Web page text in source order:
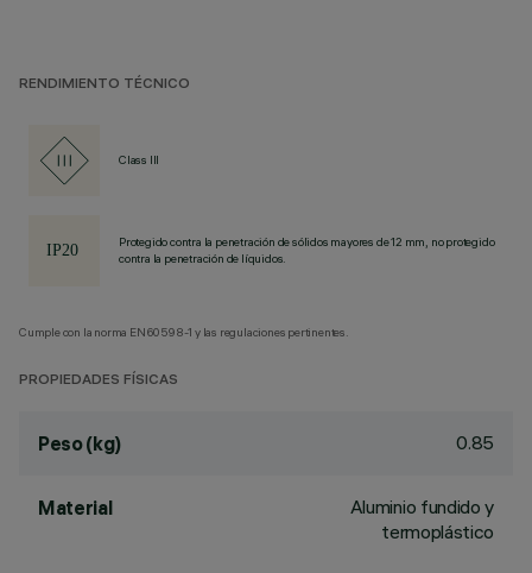
RENDIMIENTO TÉCNICO
Class III
Protegido contra la penetración de sólidos mayores de 12 mm, no protegido
contra la penetración de líquidos.
Cumple con la norma EN60598-1 y las regulaciones pertinentes.
PROPIEDADES FÍSICAS
Peso (kg) 0.85
Material
Aluminio fundido y
termoplástico